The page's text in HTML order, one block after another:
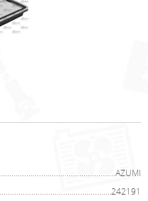
AZUMI
242191